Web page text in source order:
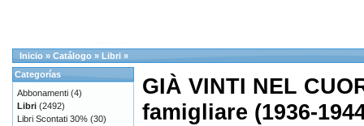
Inicio » Catálogo » Libri »
GIÀ VINTI NEL
famigliare (1936-
Categorías
Abbonamenti (4)
Libri (2492)
Libri Scontati 30% (30)